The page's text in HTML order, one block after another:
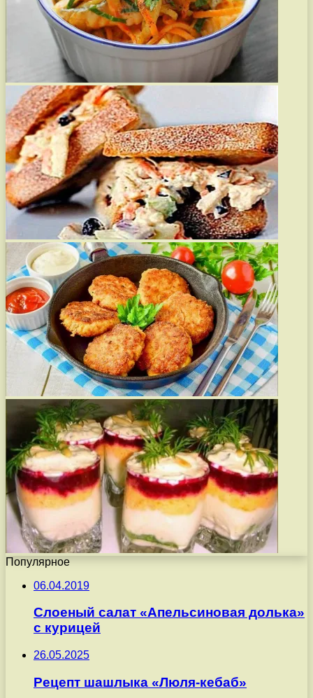
Популярное
06.04.2019
Слоеный салат «Апельсиновая долька»
с курицей
26.05.2025
Рецепт шашлыка «Люля-кебаб»